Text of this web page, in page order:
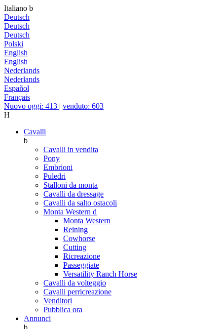
Italiano b
Deutsch
Deutsch
Deutsch
Polski
English
English
Nederlands
Nederlands
Español
Français
Nuovo oggi: 413 | venduto: 603
H
Cavalli
b
Cavalli in vendita
Pony
Embrioni
Puledri
Stalloni da monta
Cavalli da dressage
Cavalli da salto ostacoli
Monta Western d
Monta Western
Reining
Cowhorse
Cutting
Ricreazione
Passeggiate
Versatility Ranch Horse
Cavalli da volteggio
Cavalli perricreazione
Venditori
Pubblica ora
Annunci
b